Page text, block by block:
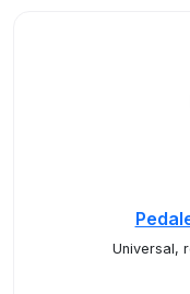
Universal,